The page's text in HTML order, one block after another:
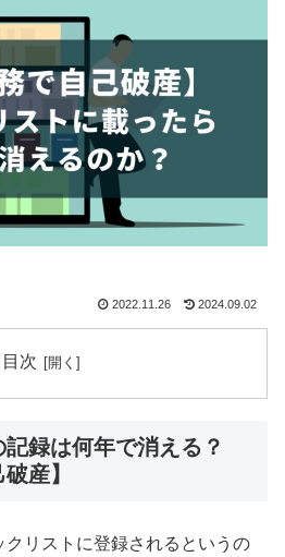
2022.11.26 2024.09.02
目次
録は何年で消える？
産】
クリストに登録されるというの